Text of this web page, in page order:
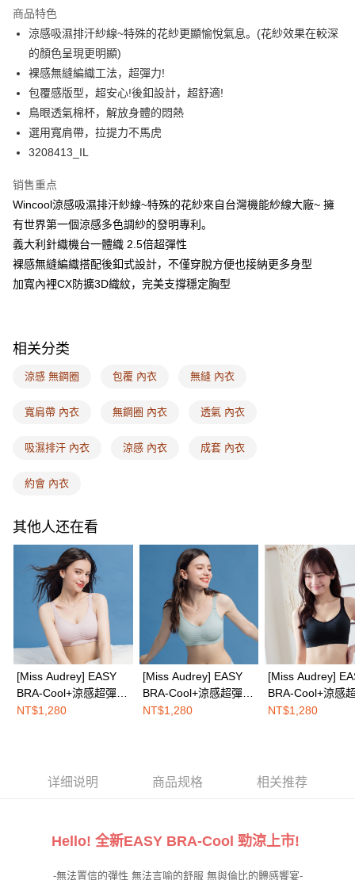
Google Pay
PXPay Plus
Plus PAY
AFTEE先享后付
相关说明
一、關於 AFTEE先享後付
1. 於付款方式選擇AFTEE先享後付，將跳出AFTEE先享後付手機驗證視
2. 進行簡訊驗證之後，即可完成結帳手續。
3. 訂單確認後不需事先繳費，商品會配送至您的指定地址。
4. 下訂完成後，您的手機會收到一封繳費通知簡訊，APP會員則會收到
AFTEE APP推播通知。
5. 收到商品當下無需繳費，確認無誤後，請再利用繳費通知簡訊或AFTEE
APP於四大便利商店‧ATM/網銀等方式進行付款。
請留意繳費期限為 14 天。唯有下載 AFTEE App 成為 AFTEE 會員者方能享
出。使用AFTEE下訂可以延長您收到商品前的繳費天數，但無法保證一定能
商品與否，仍需要請您在AFTEE規定的時間內完成繳費。
1. 初次使用 AFTEE 時，將依認證結果及本公司審查結果，核予每個人不同
2. 結帳金額須大於NT$30
三、聲明條款
所提供，並由 AFTEE 向您收取款項。因使用本服務所須提供之個人資料(包
含但不限於訂購人姓名、電話，收件人姓名、電話、收件地址)，將交付予
AFTEE 於本服務必要服務範圍內運用。關於 AFTEE 對於個人資料之蒐集、
處理、利用，詳參 AFTEE 官網之『個人資料蒐集、處理及利用告知聲明』
（ https://aftee.tw/privacypolicy/
若款項超過繳費期限，將根據當次的金額加收年利率 16% 的逾期滯納金。
未成年的使用者，請事先徵得法定代理人或監護人之同意方可使用
AFTEE。
若您對於個人資料之處理、利用有任何疑問，或欲行使相關法律權利，請聯
繫恩沛科技股份有限公司。若您不同意我們將上開所示之個人資料，連同必
要之購買訂單資訊提供予 AFTEE ，或讓 AFTEE 蒐集處理利用您的個人資
ATM付款
运送方式
全家取付
每笔NT$100，满NT$1,500(含以上)免运费
付款後全家取貨
每笔NT$100，满NT$1,500(含以上)免运费
付款後7-11取貨
每笔NT$100，满NT$1,500(含以上)免运费
EASY SHOP門市速取
海外配送
商品特色
涼感吸濕排汗紗線~特殊的花紗更顯愉悅氣息。(花紗效果在較深
的顏色呈現更明顯)
裸感無縫編織工法，超彈力!
包覆感版型，超安心!後釦設計，超舒適!
鳥眼透氣棉杯，解放身體的悶熱
選用寬肩帶，拉提力不馬虎
3208413_IL
销售重点
Wincool涼感吸濕排汗紗線~特殊的花紗來自台灣機能紗線大廠~ 擁
有世界第一個涼感多色調紗的發明專利。
義大利針織機台一體織 2.5倍超彈性
裸感無縫編織搭配後釦式設計，不僅穿脫方便也接納更多身型
加寬內裡CX防擴3D織紋，完美支撐穩定胸型
相关分类
涼感 無鋼圈 包覆 內衣 無縫 內衣
寬肩帶 內衣 無鋼圈 內衣 透氣 內衣
吸濕排汗 內衣 涼感 內衣 成套 內衣
約會 內衣
其他人还在看
[Miss Audrey] EASY
BRA-Cool+涼感超彈力
無鋼圈內衣-玫瑰奶茶
NT$1,280
[Miss Audrey] EASY
BRA-Cool+涼感超彈力
無鋼圈內衣-奶霜冰灰
NT$1,280
[Miss Audrey]
BRA-Cool+涼感
無鋼圈內衣-濃郁
NT$1,280
详细说明 商品规格 相关推荐
Hello! 全新EASY BRA-Cool 勁涼上市!
-無法置信的彈性 無法言喻的舒服 無與倫比的體感饗宴-